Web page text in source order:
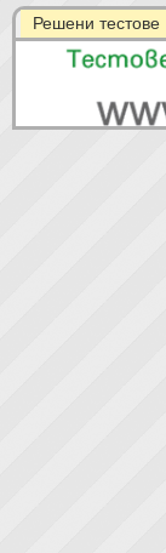
Решени тестове